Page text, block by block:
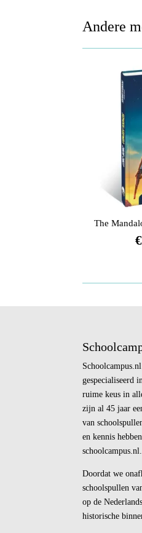
Andere
The
€
gespecialiseerd
ruime keus in
zijn al 45 jaar
van
en kennis
schoolcampus.nl.
Doordat we
schoolspullen
op de
historische